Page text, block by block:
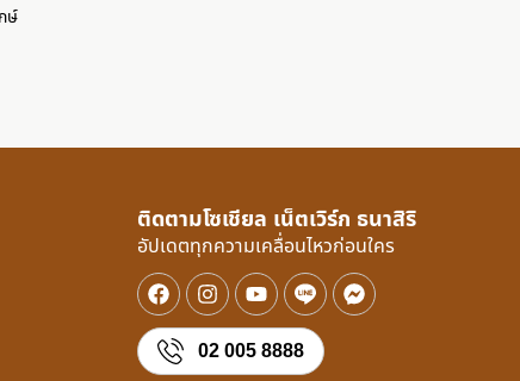
ษ์
ติดตามโซเชียล เน็ตเวิร์ก ธนาสิริ
อัปเดตทุกความเคลื่อนไหวก่อนใคร
02 005 8888